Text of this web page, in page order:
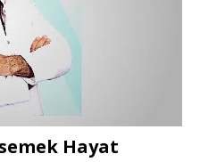
Hayat